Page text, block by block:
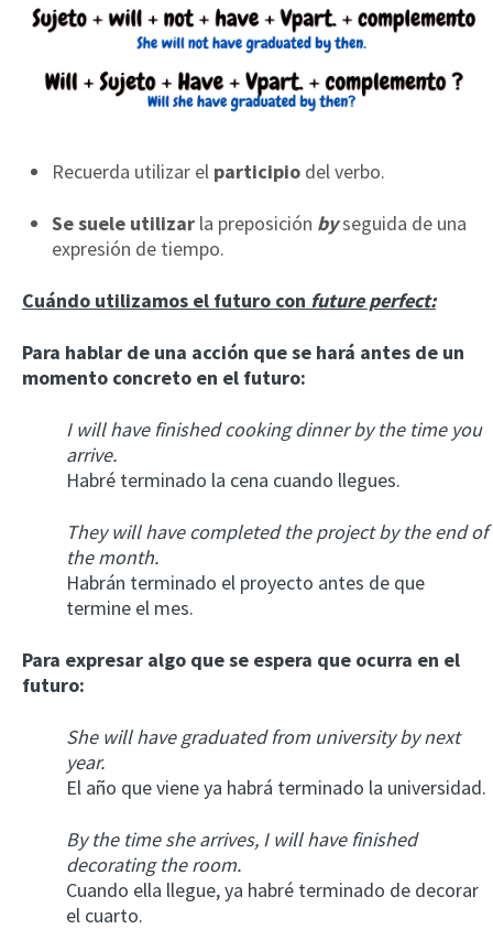
Recuerda utilizar el participio del verbo.
Se suele utilizar la preposición byseguida de una
expresión de tiempo.
Cuándo utilizamos el futuro con future perfect:
Para hablar de una acción que se hará antes de un
momento concreto en el futuro:
I will have finished cooking dinner by the time you
arrive.
Habré terminado la cena cuando llegues.
They will have completed the project by the end of
the month.
Habrán terminado el proyecto antes de que
termine el mes.
Para expresar algo que se espera que ocurra en el
futuro:
She will have graduated from university by next
year.
El año que viene ya habrá terminado la universidad.
By the time she arrives, I will have finished
decorating the room.
Cuando ella llegue, ya habré terminado de decorar
el cuarto.